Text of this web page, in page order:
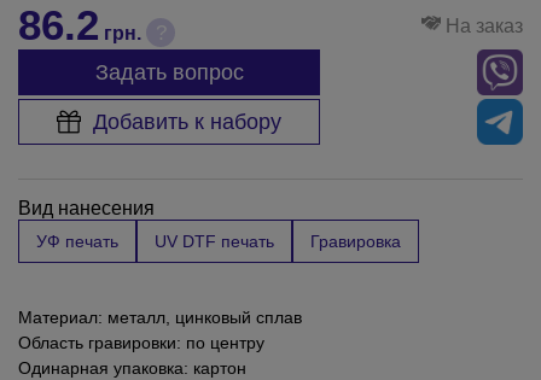
86.2 грн. ? На заказ
Задать вопрос
Добавить к набору
Вид нанесения
УФ печать UV DTF печать Гравировка
Материал: металл, цинковый сплав
Область гравировки: по центру
Одинарная упаковка: картон